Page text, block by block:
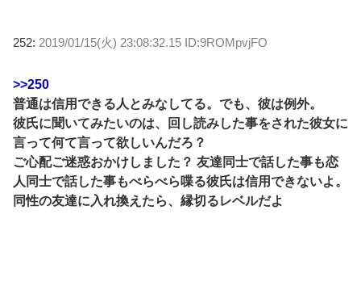
252: 2019/01/15(火) 23:08:32.15 ID:9ROMpvjFO
>>250
普通は信用できる人とみなしてる。でも、彼は例外。
彼氏に聞いてみたいのは、回し読みした事をされた彼女に
言って何て言って欲しいんだろ？
ご心配ご迷惑おかけしました？ 友達同士で話した事も恋
人同士で話した事もべらべら喋る彼氏は信用できないよ。
同性の友達に入れ換えたら、縁切るレベルだよ